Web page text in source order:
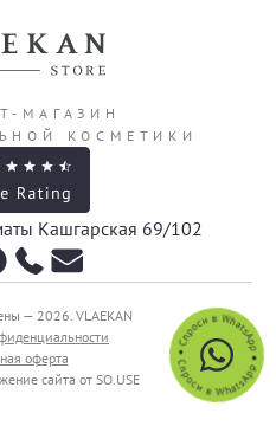
МАГАЗИН
КОСМЕТИКИ
Кашгарская 69/102
— 2026. VLAEKAN
оферта
сайта от SO.USE